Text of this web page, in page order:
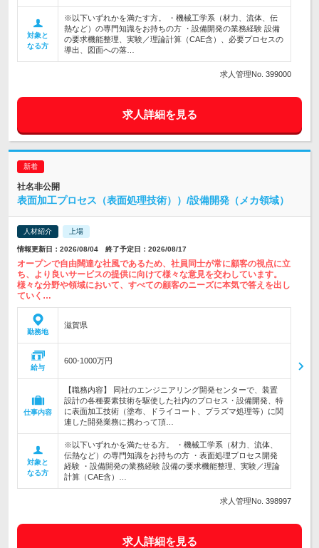
対象と
なる方
※以下いずれかを満たす方。 ・機械工学系（材力、流体、伝
熱など）の専門知識をお持ちの方 ・設備開発の業務経験 設備
の要求機能整理、実験／理論計算（CAE含）、必要プロセスの
導出、図面への落…
求人管理No. 399000
求人詳細を見る
社名非公開
表面加工プロセス（表面処理技術））/設備開発（メカ領域）
人材紹介 上場
情報更新日：2026/08/04 終了予定日：2026/08/17
オープンで自由闊達な社風であるため、社員同士が常に顧客の視点に立
ち、より良いサービスの提供に向けて様々な意見を交わしています。
様々な分野や領域において、すべての顧客のニーズに本気で答えを出し
ていく…
勤務地
滋賀県
給与
600-1000万円
仕事内容
【職務内容】 同社のエンジニアリング開発センターで、装置
設計の各種要素技術を駆使した社内のプロセス・設備開発、特
に表面加工技術（塗布、ドライコート、プラズマ処理等）に関
連した開発業務に携わって頂…
対象と
なる方
※以下いずれかを満たせる方。 ・機械工学系（材力、流体、
伝熱など）の専門知識をお持ちの方 ・表面処理プロセス開発
経験 ・設備開発の業務経験 設備の要求機能整理、実験／理論
計算（CAE含）…
求人管理No. 398997
求人詳細を見る